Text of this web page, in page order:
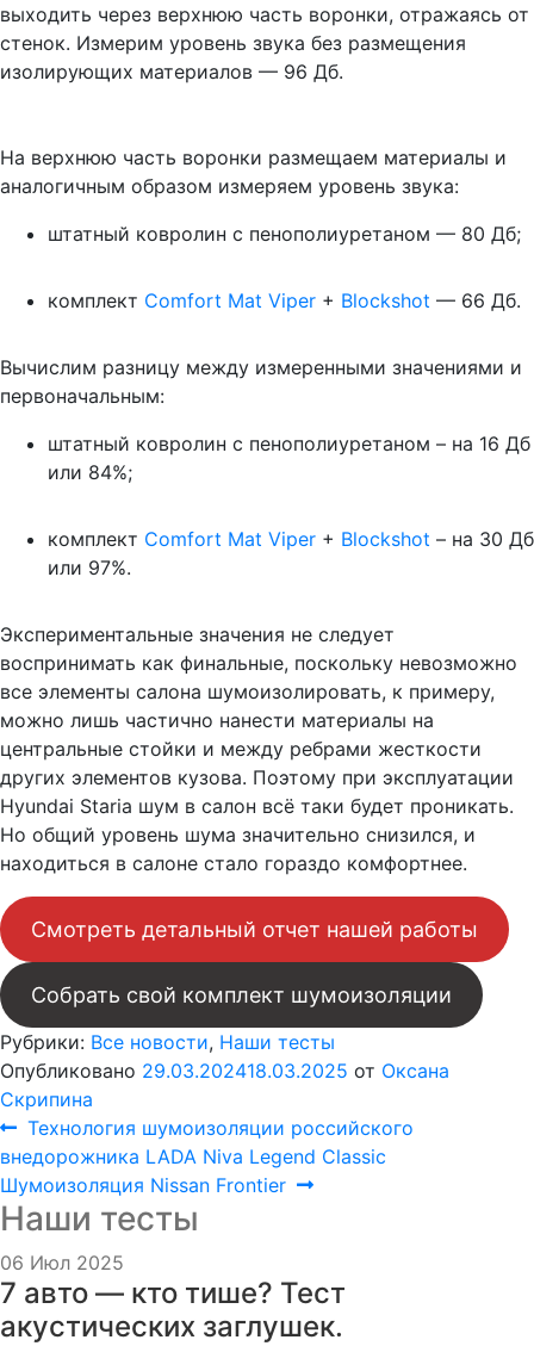
выходить через верхнюю часть воронки, отражаясь от
стенок. Измерим уровень звука без размещения
изолирующих материалов — 96 Дб.
На верхнюю часть воронки размещаем материалы и
аналогичным образом измеряем уровень звука:
штатный ковролин с пенополиуретаном — 80 Дб;
комплект Comfort Mat Viper + Blockshot — 66 Дб.
Вычислим разницу между измеренными значениями и
первоначальным:
штатный ковролин с пенополиуретаном – на 16 Дб
или 84%;
комплект Comfort Mat Viper + Blockshot – на 30 Дб
или 97%.
Экспериментальные значения не следует
воспринимать как финальные, поскольку невозможно
все элементы салона шумоизолировать, к примеру,
можно лишь частично нанести материалы на
центральные стойки и между ребрами жесткости
других элементов кузова. Поэтому при эксплуатации
Hyundai Staria шум в салон всё таки будет проникать.
Но общий уровень шума значительно снизился, и
находиться в салоне стало гораздо комфортнее.
Смотреть детальный отчет нашей работы
Собрать свой комплект шумоизоляции
Рубрики: Все новости, Наши тесты
Опубликовано 29.03.202418.03.2025 от Оксана
Скрипина
Навигация
по
записям
Предыдущая
запись:
Технология шумоизоляции российского
внедорожника LADA Niva Legend Classic
Следующая
запись:
Шумоизоляция Nissan Frontier
Наши тесты
06 Июл 2025
7 авто — кто тише? Тест
акустических заглушек.